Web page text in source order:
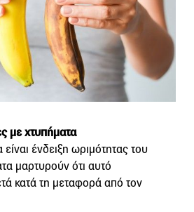
με χτυπήματα
ένδειξη ωριμότητας του
μαρτυρούν ότι αυτό
κατά τη μεταφορά από τον